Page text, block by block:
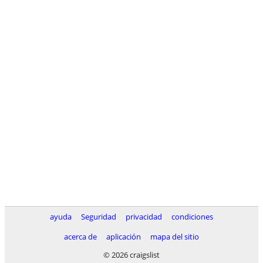
ayuda Seguridad privacidad
condiciones
acerca de
aplicación
mapa del sitio
© 2026 craigslist